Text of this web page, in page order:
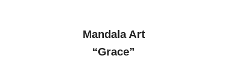
Mandala Art
“Grace”